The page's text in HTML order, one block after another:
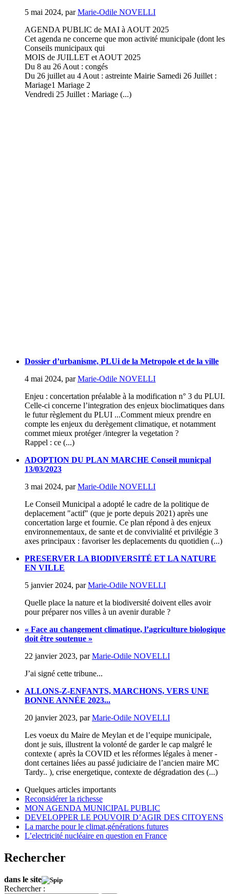
5 mai 2024, parMarie-Odile NOVELLI
AGENDA PUBLIC de MAI à AOUT 2025
Cet agenda ne concerne que mon activité municipale (dont les
Conseils municipaux qui
MOIS de JUILLET et AOUT 2025
Du 8 au 26 Aout : congés
Du 26 juillet au 4 Aout : astreinte Mairie Samedi 26 Juillet :
Mariage1 Mariage 2
Vendredi 25 Juillet : Mariage (...)
Dossier d’urbanisme, PLUi de la Metropole et de la ville
4 mai 2024, parMarie-Odile NOVELLI
Enjeu : concertation préalable à la modification n° 3 du PLUI.
Celle-ci concerne l’integration des enjeux bioclimatiques dans
le futur règlement du PLUI ...Comment mieux prendre en
compte les enjeux du derègement climatique, et notamment
commet mieux protéger /integrer la vegetation ?
Rappel : ce (...)
ADOPTION DU PLAN MARCHE Conseil municpal
13/03/2023
3 mai 2024, parMarie-Odile NOVELLI
Le Conseil Municipal a adopté le cadre de la politique de
deplacement "actif" (que je porte depuis 2021) après une
concertation large et fournie. Ce plan répond à des enjeux
environnementaux, de sante et de convivialité et privilégie 3
axes principaux : favoriser les deplacements du quotidien (...)
PRESERVER LA BIODIVERSITÉ ET LA NATURE
EN VILLE
5 janvier 2024, parMarie-Odile NOVELLI
Quelle place la nature et la biodiversité doivent elles avoir
pour préparer nos villes à un avenir durable ?
« Face au changement climatique, l’agriculture biologique
doit être soutenue »
22 janvier 2023, parMarie-Odile NOVELLI
J’ai signé cette tribune...
ALLONS-Z-ENFANTS, MARCHONS, VERS UNE
BONNE ANNÉE 2023...
20 janvier 2023, parMarie-Odile NOVELLI
Les voeux du Maire de Meylan et de l’equipe municipale,
dont je suis, illustrent la volonté de garder le cap malgré le
contexte ( après la COVID et les réformes légales à mener -
dont certaines liées au passé judiciaire de l’ancien maire MC
Tardy.. ), crise energetique, contexte de dégradation des (...)
Quelques articles importants
Reconsidérer la richesse
MON AGENDA MUNICIPAL PUBLIC
DEVELOPPER LE POUVOIR D’AGIR DES CITOYENS
La marche pour le climat,générations futures
L’electricité nucléaire en question en France
Rechercher
dans le site
Rechercher :